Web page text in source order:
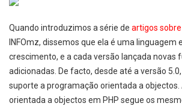
Quando introduzimos a série de artigos sobre
INFOmz, dissemos que ela é uma linguagem
crescimento, e a cada versão lançada novas
adicionadas. De facto, desde até a versão
suporte a programação orientada a
orientada a objectos em PHP segue os